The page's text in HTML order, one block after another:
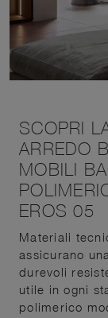
SCOPRI
ARREDO
MOBILI
EROS 05
Materiali
assicurano
durevoli
utile in ogni
polimerico